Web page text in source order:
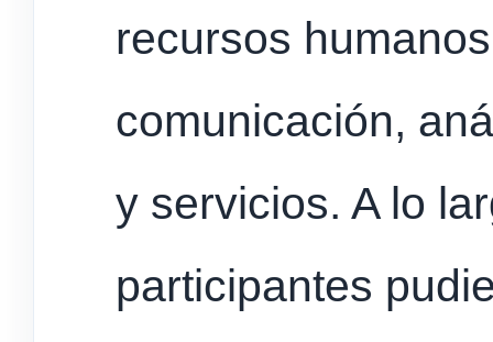
recursos
comunicación,
y servicios. A lo
participantes